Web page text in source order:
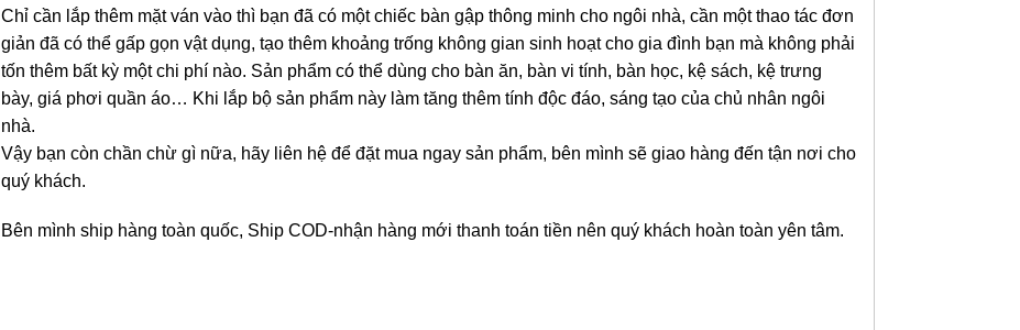
Chỉ cần lắp thêm mặt ván vào thì bạn đã có một chiếc bàn gập thông minh cho ngôi nhà, cần một thao tác đơn
giản đã có thể gấp gọn vật dụng, tạo thêm khoảng trống không gian sinh hoạt cho gia đình bạn mà không phải
tốn thêm bất kỳ một chi phí nào. Sản phẩm có thể dùng cho bàn ăn, bàn vi tính, bàn học, kệ sách, kệ trưng
bày, giá phơi quần áo… Khi lắp bộ sản phẩm này làm tăng thêm tính độc đáo, sáng tạo của chủ nhân ngôi
nhà.
Vậy bạn còn chần chừ gì nữa, hãy liên hệ để đặt mua ngay sản phẩm, bên mình sẽ giao hàng đến tận nơi cho
quý khách.
Bên mình ship hàng toàn quốc, Ship COD-nhận hàng mới thanh toán tiền nên quý khách hoàn toàn yên tâm.